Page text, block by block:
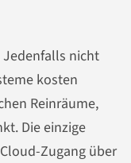
nicht
kosten
Reinräume,
Die einzige
Zugang über